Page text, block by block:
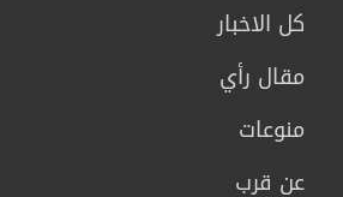
كل الاخبار
مقال رأي
منوعات
عن قرب